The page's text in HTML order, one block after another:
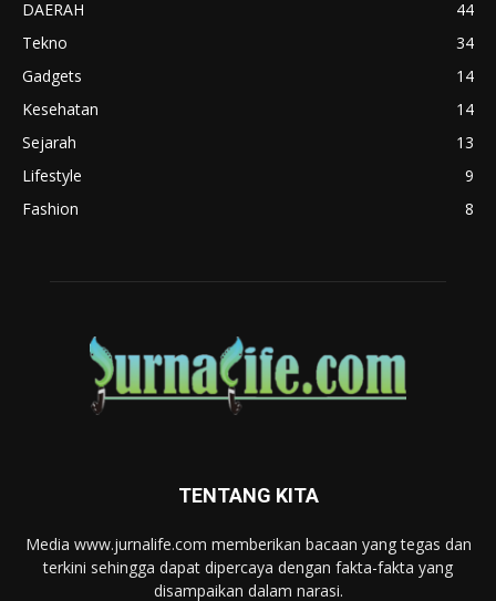
DAERAH
44
Tekno
34
Gadgets
14
Kesehatan
14
Sejarah
13
Lifestyle
9
Fashion
8
TENTANG KITA
Media www.jurnalife.com memberikan bacaan yang tegas dan
terkini sehingga dapat dipercaya dengan fakta-fakta yang
disampaikan dalam narasi.